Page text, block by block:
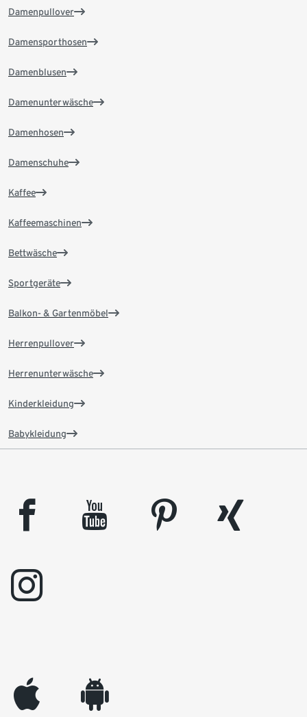
Damenpullover
Damensporthosen
Damenblusen
Damenunterwäsche
Damenhosen
Damenschuhe
Kaffee
Kaffeemaschinen
Bettwäsche
Sportgeräte
Balkon- & Gartenmöbel
Herrenpullover
Herrenunterwäsche
Kinderkleidung
Babykleidung
facebook youtube pinterest
xing
instagram
appleinc android